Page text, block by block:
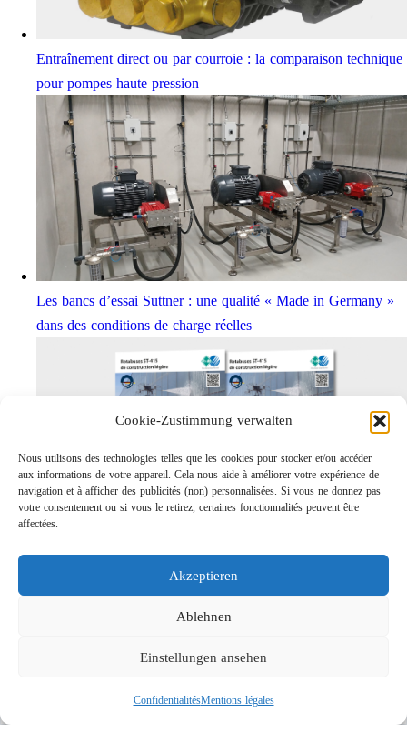
Cookie-Zustimmung verwalten
Nous utilisons des technologies telles que les cookies pour stocker et/ou accéder
aux informations de votre appareil. Cela nous aide à améliorer votre expérience de
navigation et à afficher des publicités (non) personnalisées. Si vous ne donnez pas
votre consentement ou si vous le retirez, certaines fonctionnalités peuvent être
affectées.
Akzeptieren
Ablehnen
Einstellungen ansehen
ConfidentialitésMentions légales
Entraînement direct ou par courroie : la comparaison technique
pour pompes haute pression
Les bancs d’essai Suttner : une qualité « Made in Germany »
dans des conditions de charge réelles